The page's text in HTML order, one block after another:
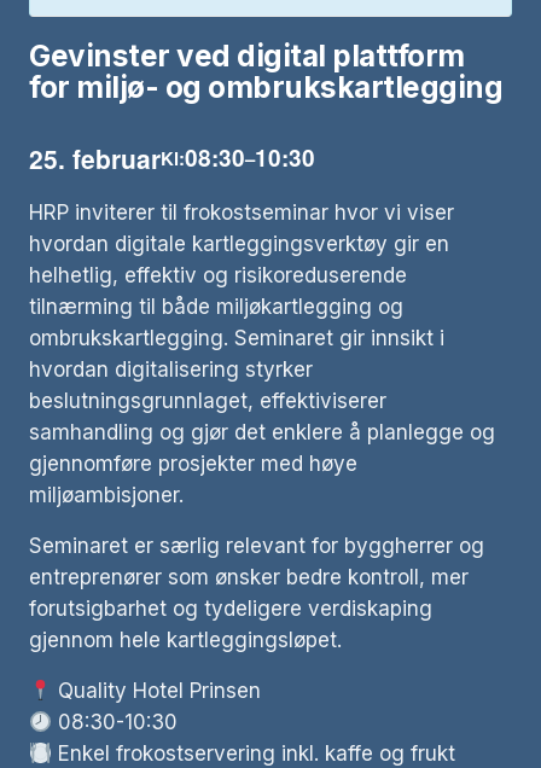
Gevinster ved digital plattform
for miljø- og ombrukskartlegging
25. februarKl:08:30–10:30
HRP inviterer til frokostseminar hvor vi viser
hvordan digitale kartleggingsverktøy gir en
helhetlig, effektiv og risikoreduserende
tilnærming til både miljøkartlegging og
ombrukskartlegging. Seminaret gir innsikt i
hvordan digitalisering styrker
beslutningsgrunnlaget, effektiviserer
samhandling og gjør det enklere å planlegge og
gjennomføre prosjekter med høye
miljøambisjoner.
Seminaret er særlig relevant for byggherrer og
entreprenører som ønsker bedre kontroll, mer
forutsigbarhet og tydeligere verdiskaping
gjennom hele kartleggingsløpet.
Quality Hotel Prinsen
08:30-10:30
Enkel frokostservering inkl. kaffe og frukt